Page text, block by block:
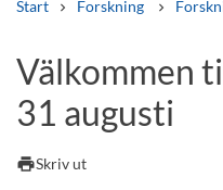
Start Forskning
Andra söktjänster
Kurser och program
Lediga jobb
Välkommen
31 augusti
printSkriv ut